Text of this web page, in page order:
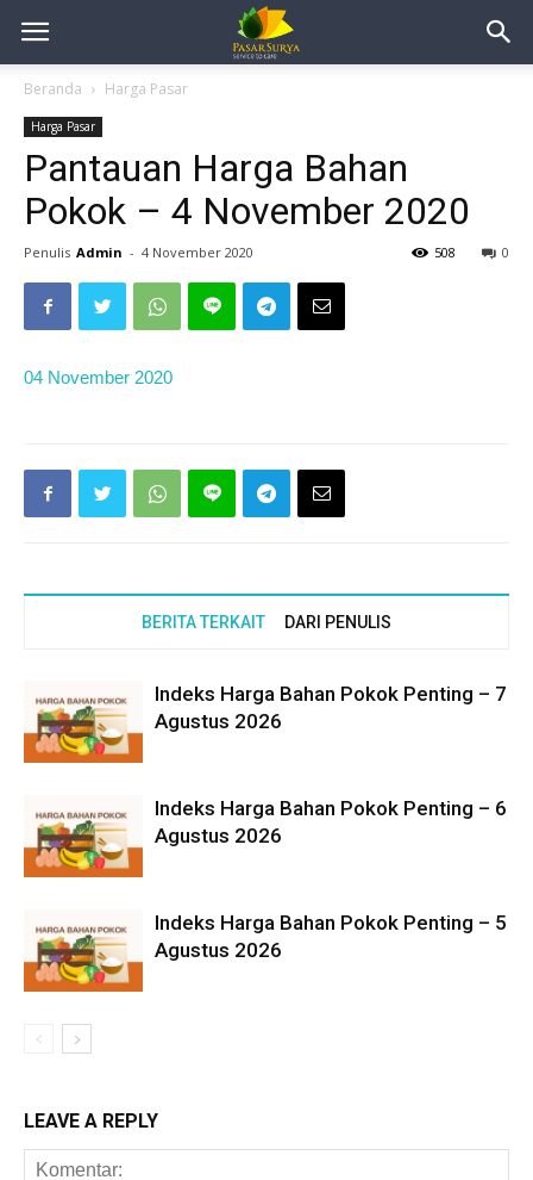
Beranda Harga Pasar
Harga Pasar
Pantauan Harga Bahan
Pokok – 4 November 2020
Penulis Admin - 4 November 2020 0
508
04 November 2020
BERITA TERKAIT DARI PENULIS
Indeks Harga Bahan Pokok Penting – 7
Agustus 2026
Indeks Harga Bahan Pokok Penting – 6
Agustus 2026
Indeks Harga Bahan Pokok Penting – 5
Agustus 2026
LEAVE A REPLY